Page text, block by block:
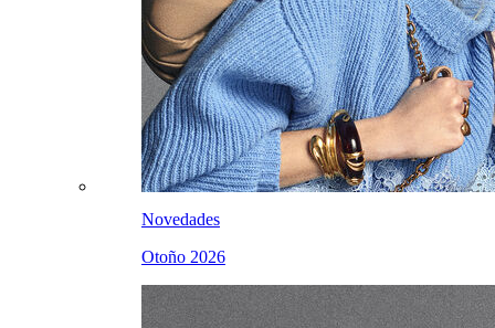
Novedades
Otoño 2026